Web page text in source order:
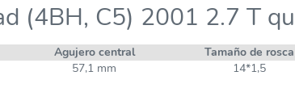
(4BH, C5) 2001 2.7 T
Agujero central Tamaño de rosca
57,1 mm 14*1,5